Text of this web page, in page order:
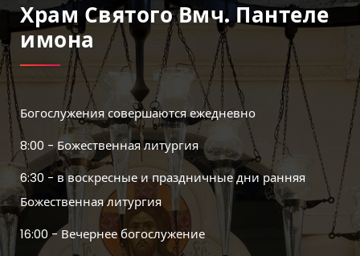
Храм Святого Вмч. Пантеле
Имона
Богослужения совершаются ежедневно
8:00 - Божественная литургия
6:30 - в воскресные и праздничные дни ранняя
Божественная литургия
16:00 - Вечернее богослужение